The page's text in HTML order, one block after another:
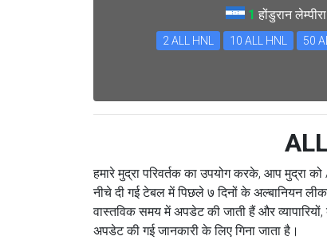
1 होंडुरान
2 ALL HNL 10 ALL HNL 50
हमारे मुद्रा परिवर्तक का उपयोग करके, आप मुद्रा
नीचे दी गई टेबल में पिछले ७ दिनों के अल्बानियन
वास्तविक समय में अपडेट की जाती हैं और
अपडेट की गई जानकारी के लिए गिना जाता है।